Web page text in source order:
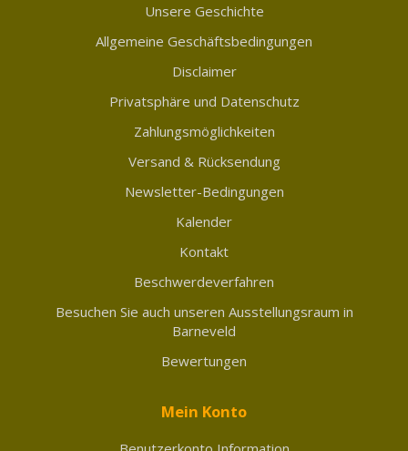
Unsere Geschichte
Allgemeine Geschäftsbedingungen
Disclaimer
Privatsphäre und Datenschutz
Zahlungsmöglichkeiten
Versand & Rücksendung
Newsletter-Bedingungen
Kalender
Kontakt
Beschwerdeverfahren
Besuchen Sie auch unseren Ausstellungsraum in
Barneveld
Bewertungen
Mein Konto